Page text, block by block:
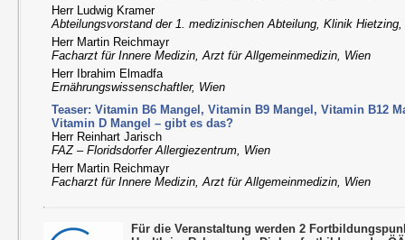
Herr Ludwig Kramer
Abteilungsvorstand der 1. medizinischen Abteilung, Klinik Hietzing,
Herr Martin Reichmayr
Facharzt für Innere Medizin, Arzt für Allgemeinmedizin, Wien
Herr Ibrahim Elmadfa
Ernährungswissenschaftler, Wien
Teaser: Vitamin B6 Mangel, Vitamin B9 Mangel, Vitamin B12
Vitamin D Mangel – gibt es das?
Herr Reinhart Jarisch
FAZ – Floridsdorfer Allergiezentrum, Wien
Herr Martin Reichmayr
Facharzt für Innere Medizin, Arzt für Allgemeinmedizin, Wien
Für die Veranstaltung werden 2